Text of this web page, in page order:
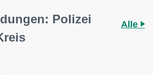
Polizei
Alle